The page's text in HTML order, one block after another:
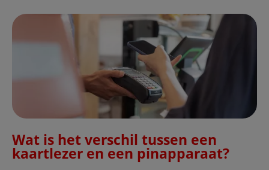
Wat is het verschil tussen een
kaartlezer en een pinapparaat?